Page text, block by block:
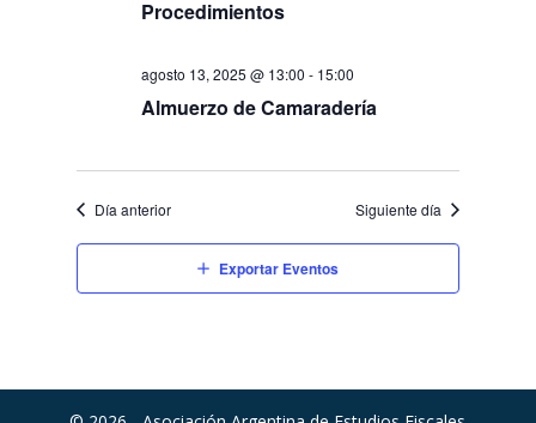
Procedimientos
agosto 13, 2025 @ 13:00 - 15:00
Almuerzo de Camaradería
Día anterior Siguiente día
Exportar Eventos